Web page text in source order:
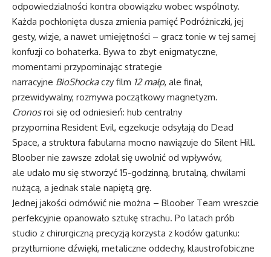
odpowiedzialności kontra obowiązku wobec wspólnoty.
Każda pochłonięta dusza zmienia pamięć Podróżniczki, jej
gesty, wizje, a nawet umiejętności – gracz tonie w tej samej
konfuzji co bohaterka. Bywa to zbyt enigmatyczne,
momentami przypominając strategie
narracyjne BioShockaczy film 12 małp, ale finał,
przewidywalny, rozmywa początkowy magnetyzm.
Cronosroi się od odniesień: hub centralny
przypomina Resident Evil, egzekucje odsyłają do Dead
Space, a struktura fabularna mocno nawiązuje do Silent Hill.
Bloober nie zawsze zdołał się uwolnić od wpływów,
ale udało mu się stworzyć 15-godzinną, brutalną, chwilami
nużącą, a jednak stale napiętą grę.
Jednej jakości odmówić nie można – Bloober Team wreszcie
perfekcyjnie opanowało sztukę strachu. Po latach prób
studio z chirurgiczną precyzją korzysta z kodów gatunku:
przytłumione dźwięki, metaliczne oddechy, klaustrofobiczne